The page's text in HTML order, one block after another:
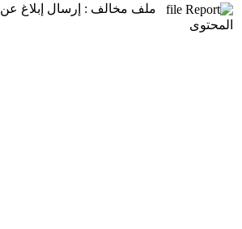
ملف مخالف : إرسال إبلاغ عن
المحتوى